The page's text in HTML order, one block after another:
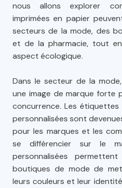
nous allons explorer
imprimées en papier
secteurs de la mode, des
et de la pharmacie, tout
aspect écologique.
Dans le secteur de la
une image de marque forte
concurrence. Les
personnalisées sont
pour les marques et les
se différencier sur le
personnalisées
boutiques de mode de
leurs couleurs et leur